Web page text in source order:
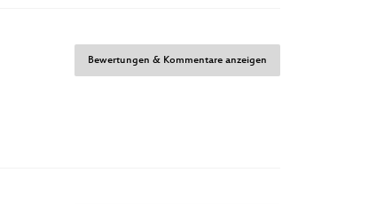
Bewertungen & Kommentare anzeigen